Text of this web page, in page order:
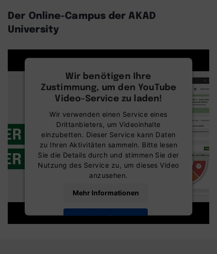
Wir benötigen Ihre
Zustimmung, um den YouTube
Video-Service zu laden!
Wir verwenden einen Service eines
Drittanbieters, um Videoinhalte
einzubetten. Dieser Service kann Daten
zu Ihren Aktivitäten sammeln. Bitte lesen
Sie die Details durch und stimmen Sie der
Nutzung des Service zu, um dieses Video
anzusehen.
Mehr Informationen
Akzeptieren
Der Online-Campus der AKAD
University